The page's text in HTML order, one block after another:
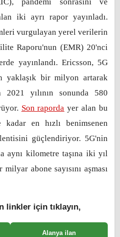
iki ayrı rapor yayınladı.
vurgulayan yerel verilerin
Raporu'nun (EMR) 20'nci
yayınlandı. Ericsson, 5G
yaklaşık bir milyon artarak
2021 yılının sonunda 580
Son raporda yer alan bu
en hızlı benimsenen
güçlendiriyor. 5G'nin
aynı kilometre taşına iki yıl
abone sayısını aşması
linkler için tıklayın,
Alanya ilan